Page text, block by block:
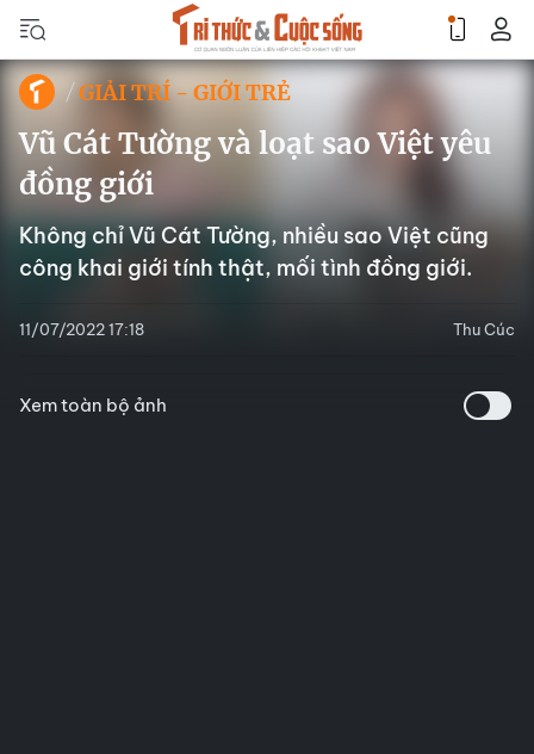
GIẢI TRÍ - GIỚI TRẺ
Vũ Cát Tường và loạt sao Việt yêu
đồng giới
Không chỉ Vũ Cát Tường, nhiều sao Việt cũng
công khai giới tính thật, mối tình đồng giới.
11/07/2022 17:18 Thu Cúc
Xem toàn bộ ảnh